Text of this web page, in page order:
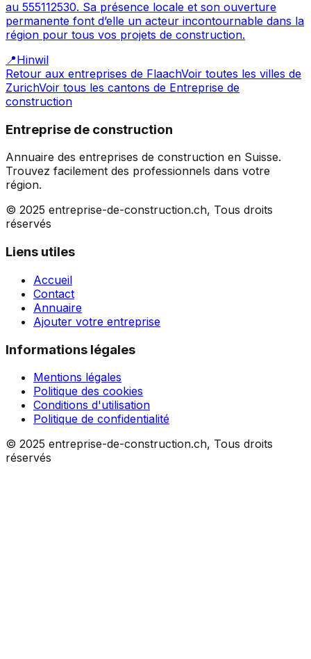
au 555112530. Sa présence locale et son ouverture
permanente font d’elle un acteur incontournable dans la
région pour tous vos projets de construction.
📍Hinwil
Retour aux entreprises de FlaachVoir toutes les villes de
ZurichVoir tous les cantons de Entreprise de
construction
Entreprise de construction
Annuaire des entreprises de construction en Suisse.
Trouvez facilement des professionnels dans votre
région.
© 2025 entreprise-de-construction.ch, Tous droits
réservés
Liens utiles
Accueil
Contact
Annuaire
Ajouter votre entreprise
Informations légales
Mentions légales
Politique des cookies
Conditions d'utilisation
Politique de confidentialité
© 2025 entreprise-de-construction.ch, Tous droits
réservés